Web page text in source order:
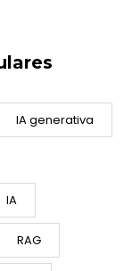
IA generativa
IA
RAG